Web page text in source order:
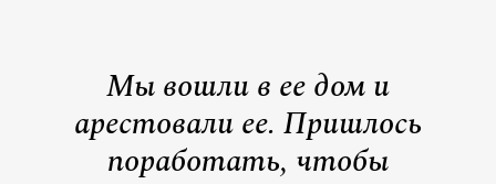
Мы вошли в ее дом и
арестовали ее. Пришлось
поработать, чтобы